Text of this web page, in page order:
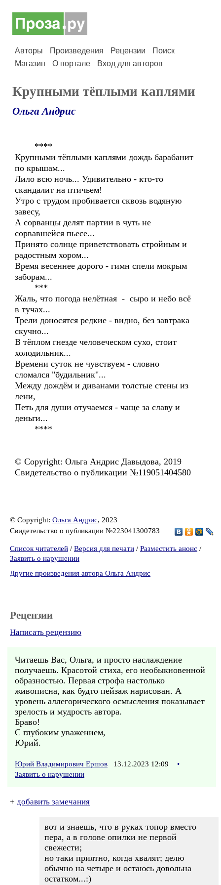
Авторы Произведения Рецензии
Поиск
Магазин
О портале Вход для авторов
Крупными тёплыми каплями
Ольга Андрис
****
Крупными тёплыми каплями дождь барабанит
по крышам...
Лило всю ночь... Удивительно - кто-то
скандалит на птичьем!
Утро с трудом пробивается сквозь водяную
завесу,
А сорванцы делят партии в чуть не
сорвавшейся пьесе...
Принято солнце приветствовать стройным и
радостным хором...
Время весеннее дорого - гимн спели мокрым
заборам...
***
Жаль, что погода нелётная - сыро и небо всё
в тучах...
Трели доносятся редкие - видно, без завтрака
скучно...
В тёплом гнезде человеческом сухо, стоит
холодильник...
Времени суток не чувствуем - словно
сломался "будильник"...
Между дождём и диванами толстые стены из
лени,
Петь для души отучаемся - чаще за славу и
деньги...
****
© Copyright: Ольга Андрис Давыдова, 2019
Свидетельство о публикации №119051404580
© Copyright: Ольга Андрис, 2023
Свидетельство о публикации №223041300783
Список читателей / Версия для печати / Разместить анонс /
Заявить о нарушении
Другие произведения автора Ольга Андрис
Рецензии
Написать рецензию
Читаешь Вас, Ольга, и просто наслаждение
получаешь. Красотой стиха, его необыкновенной
образностью. Первая строфа настолько
живописна, как будто пейзаж нарисован. А
уровень аллегорического осмысления показывает
зрелость и мудрость автора.
Браво!
С глубоким уважением,
Юрий.
Юрий Владимирович Ершов 13.12.2023 12:09
•
Заявить о нарушении
+ добавить замечания
вот и знаешь, что в руках топор вместо
пера, а в голове опилки не первой
свежести;
но таки приятно, когда хвалят; делю
обычно на четыре и остаюсь довольна
остатком...:)